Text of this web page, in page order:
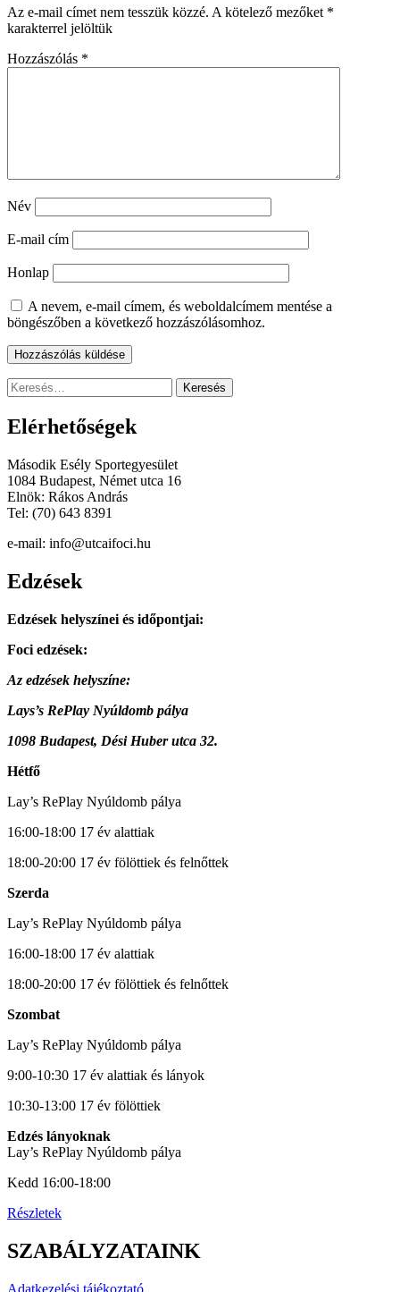
Az e-mail címet nem tesszük közzé. A kötelező mezőket *
karakterrel jelöltük
Hozzászólás *
Név
E-mail cím
Honlap
A nevem, e-mail címem, és weboldalcímem mentése a
böngészőben a következő hozzászólásomhoz.
Keresés:
Elérhetőségek
Második Esély Sportegyesület
1084 Budapest, Német utca 16
Elnök: Rákos András
Tel: (70) 643 8391
e-mail: info@utcaifoci.hu
Edzések
Edzések helyszínei és időpontjai:
Foci edzések:
Az edzések helyszíne:
Lays’s RePlay Nyúldomb pálya
1098 Budapest, Dési Huber utca 32.
Hétfő
Lay’s RePlay Nyúldomb pálya
16:00-18:00 17 év alattiak
18:00-20:00 17 év fölöttiek és felnőttek
Szerda
Lay’s RePlay Nyúldomb pálya
16:00-18:00 17 év alattiak
18:00-20:00 17 év fölöttiek és felnőttek
Szombat
Lay’s RePlay Nyúldomb pálya
9:00-10:30 17 év alattiak és lányok
10:30-13:00 17 év fölöttiek
Edzés lányoknak
Lay’s RePlay Nyúldomb pálya
Kedd 16:00-18:00
Részletek
SZABÁLYZATAINK
Adatkezelési tájékoztató